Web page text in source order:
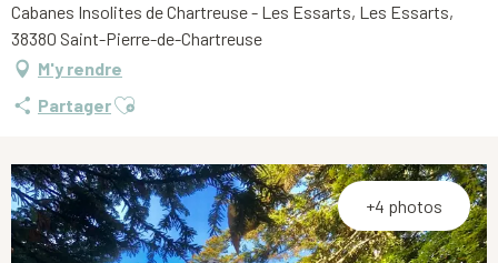
Cabanes Insolites de Chartreuse - Les Essarts, Les Essarts,
38380 Saint-Pierre-de-Chartreuse
M'y rendre
PartagerAjouter aux favoris
+4 photos